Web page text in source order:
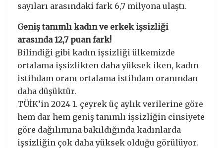
sayıları arasındaki fark 6,7 milyona ulaştı.
Geniş tanımlı kadın ve erkek işsizliği
arasında 12,7 puan fark!
Bilindiği gibi kadın işsizliği ülkemizde
ortalama işsizlikten daha yüksek iken, kadın
istihdam oranı ortalama istihdam oranından
daha düşüktür.
TÜİK’in 2024 1. çeyrek üç aylık verilerine göre
hem dar hem geniş tanımlı işsizliğin cinsiyete
göre dağılımına bakıldığında kadınlarda
işsizliğin çok daha yüksek olduğu görülüyor.